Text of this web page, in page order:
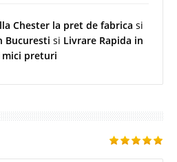
Chester la pret de fabrica si
Bucuresti si Livrare Rapida in
mici preturi